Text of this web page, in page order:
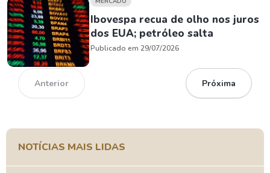
Ibovespa recua de olho nos juros
dos EUA; petróleo salta
Publicado em 29/07/2026
Anterior Próxima
NOTÍCIAS MAIS LIDAS